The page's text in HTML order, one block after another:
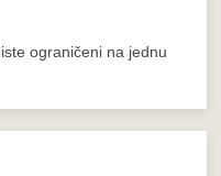
ograničeni na jednu